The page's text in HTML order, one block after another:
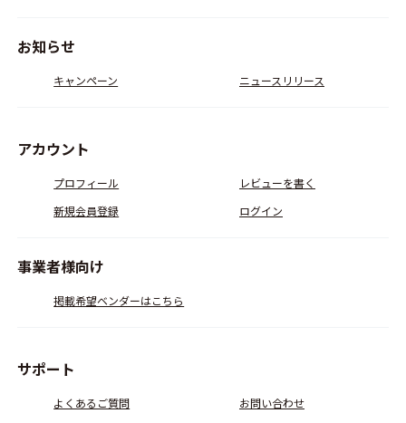
お知らせ
キャンペーン ニュースリリース
アカウント
プロフィール
レビューを書く
新規会員登録
ログイン
事業者様向け
掲載希望ベンダーはこちら
サポート
よくあるご質問 お問い合わせ